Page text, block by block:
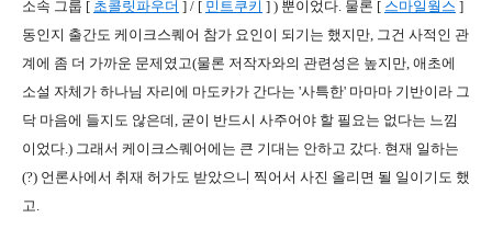
소속 그룹 [ 초콜릿파우더 ] / [ 민트쿠키 ] ) 뿐이었다. 물론 [ 스마일웤스 ]
동인지 출간도 케이크스퀘어 참가 요인이 되기는 했지만, 그건 사적인 관
계에 좀 더 가까운 문제였고(물론 저작자와의 관련성은 높지만, 애초에
소설 자체가 하나님 자리에 마도카가 간다는 '사특한' 마마마 기반이라 그
닥 마음에 들지도 않은데, 굳이 반드시 사주어야 할 필요는 없다는 느낌
이었다.) 그래서 케이크스퀘어에는 큰 기대는 안하고 갔다. 현재 일하는
(?) 언론사에서 취재 허가도 받았으니 찍어서 사진 올리면 될 일이기도 했
고.